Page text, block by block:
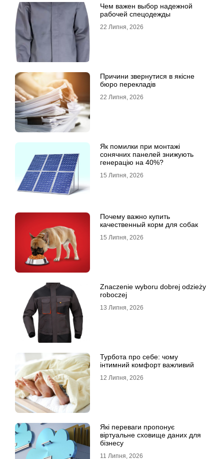
Чем важен выбор надежной
рабочей спецодежды
22 Липня, 2026
Причини звернутися в якісне
бюро перекладів
22 Липня, 2026
Як помилки при монтажі
сонячних панелей знижують
генерацію на 40%?
15 Липня, 2026
Почему важно купить
качественный корм для собак
15 Липня, 2026
Znaczenie wyboru dobrej odzieży
roboczej
13 Липня, 2026
Турбота про себе: чому
інтимний комфорт важливий
12 Липня, 2026
Які переваги пропонує
віртуальне сховище даних для
бізнесу
11 Липня, 2026